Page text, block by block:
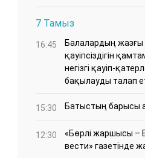
7 Тамыз
16:45
Балалардың жазғы
қауіпсіздігін
негізгі қауіп-
бақылауды талап
15:30 Батыстың барысы
12:30
«Бөрлі жаршысы –
вести» газетінде